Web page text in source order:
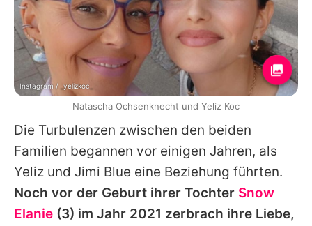
Die Turbulenzen zwischen den beiden
Familien begannen vor einigen Jahren, als
Yeliz und Jimi Blue eine Beziehung führten.
Noch vor der Geburt ihrer Tochter Snow
Elanie (3) im Jahr 2021 zerbrach ihre Liebe,
Instagram / _yelizkoc_
Natascha Ochsenknecht und Yeliz Koc